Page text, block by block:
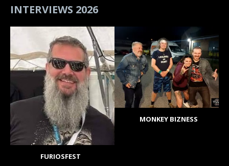
INTERVIEWS 2026
FURIOSFEST
MONKEY BIZNESS